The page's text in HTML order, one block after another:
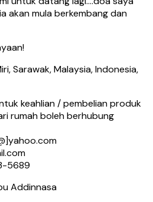
akan mula berkembang dan
Sarawak, Malaysia, Indonesia,
keahlian / pembelian produk
rumah boleh berhubung
5689
Addinnasa